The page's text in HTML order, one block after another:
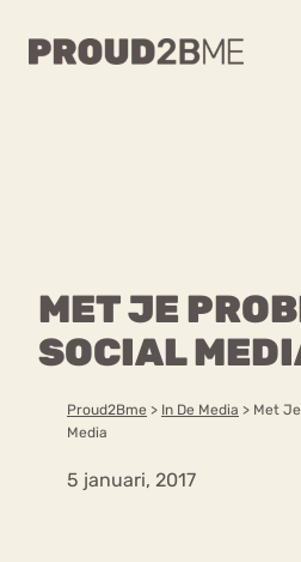
MET JE
SOCIAL
Proud2Bme > In De Media > Met
Media
5 januari, 2017
Content
Over ons
WAAR BEN JE
Over proud2bme
Contact
Vacatures
Privacyverklaring